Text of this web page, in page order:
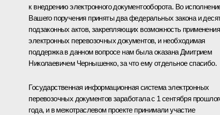
к внедрению электронного документооборота. Во
Вашего поручения приняты два федеральных закона и
подзаконных актов, закрепляющих возможность применения
электронных перевозочных документов, и необходимая
поддержка в данном вопросе нам была оказана Дмитрием
Николаевичем Чернышенко, за что ему отдельное спасибо.
Государственная информационная система электронных
перевозочных документов заработала с 1 сентября
года, и в межотраслевом проекте принимали участие